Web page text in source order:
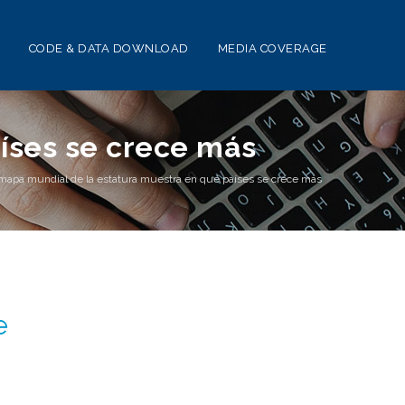
CODE & DATA DOWNLOAD MEDIA COVERAGE
se crece más
mundial de la estatura muestra en qué países se crece más